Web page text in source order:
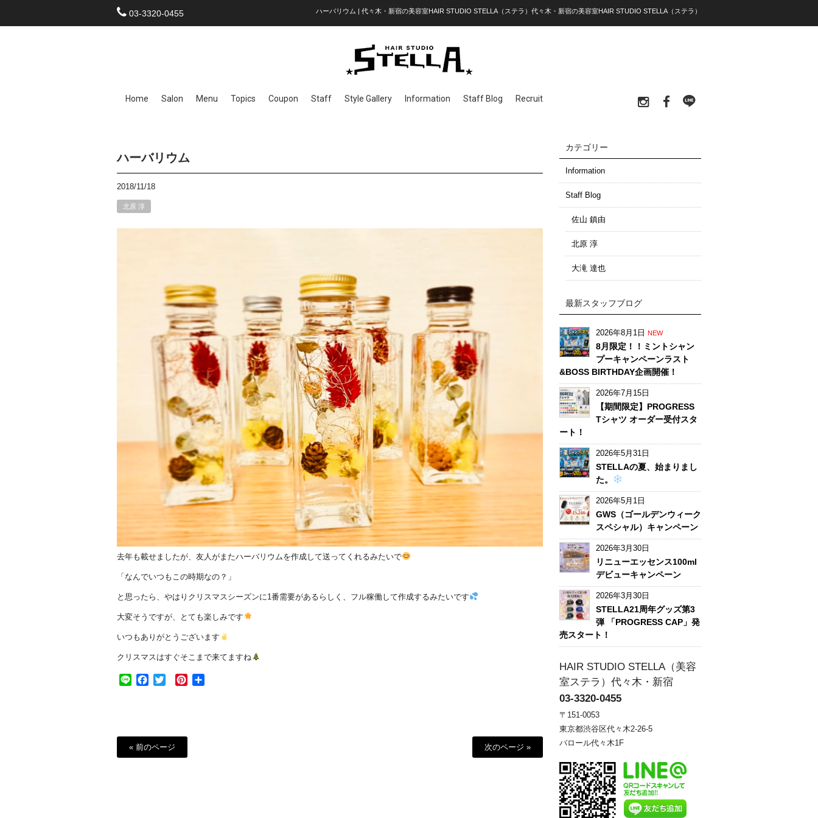
03-3320-0455 ハーバリウム | 代々木・新宿の美容室HAIR STUDIO STELLA（ステラ）代々木・新宿の美容室HAIR STUDIO STELLA（ステラ）
Home Salon Menu Topics Coupon Staff Style Gallery Information Staff Blog Recruit
ハーバリウム
2018/11/18
北原 淳
去年も載せましたが、友人がまたハーバリウムを作成して送ってくれるみたいで
「なんでいつもこの時期なの？」
と思ったら、やはりクリスマスシーズンに1番需要があるらしく、フル稼働して作成するみたいです
大変そうですが、とても楽しみです
いつもありがとうございます
クリスマスはすぐそこまで来てますね
Line Facebook
Twitter Pinterest
« 前のページ 次のページ »
カテゴリー
Information
Staff Blog
佐山 鎮由
北原 淳
大滝 達也
最新スタッフブログ
2026年8月1日 NEW
8月限定！！ミントシャン
プーキャンペーンラスト
&BOSS BIRTHDAY企画開催！
2026年7月15日
【期間限定】PROGRESS
Tシャツ オーダー受付スタ
ート！
2026年5月31日
STELLAの夏、始まりまし
た。
2026年5月1日
GWS（ゴールデンウィーク
スペシャル）キャンペーン
2026年3月30日
リニューエッセンス100ml
デビューキャンペーン
2026年3月30日
STELLA21周年グッズ第3
弾 「PROGRESS CAP」発
売スタート！
HAIR STUDIO STELLA（美容
室ステラ）代々木・新宿
03-3320-0455
〒151-0053
東京都渋谷区代々木2-26-5
バロール代々木1F